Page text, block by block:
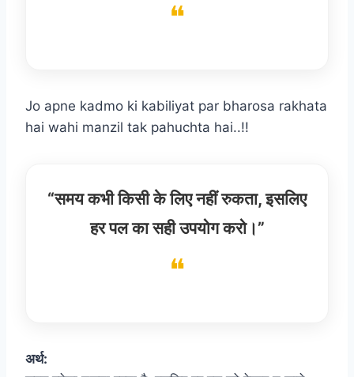
Jo apne kadmo ki kabiliyat par bharosa rakhata
hai wahi manzil tak pahuchta hai..!!
“समय कभी किसी के लिए नहीं रुकता, इसलिए
हर पल का सही उपयोग करो।”
अर्थ: